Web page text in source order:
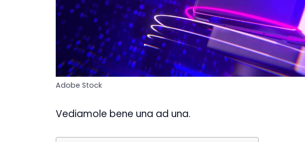
Adobe Stock
Vediamole bene una ad una.